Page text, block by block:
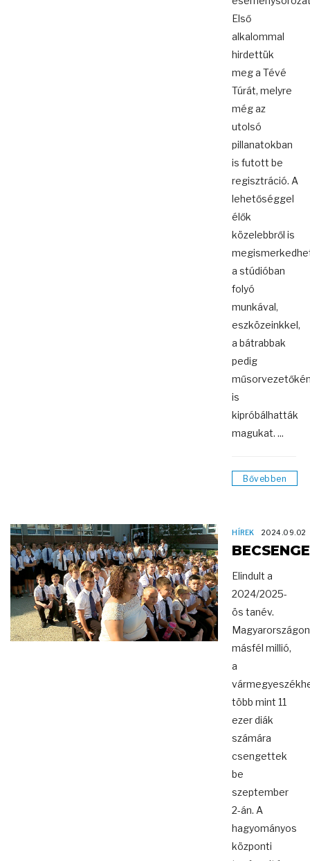
Első
alkalommal
hirdettük
meg a Tévé
Túrát, melyre
még az
utolsó
pillanatokban
is futott be
regisztráció. A
lehetőséggel
élők
közelebbről is
a stúdióban
folyó
munkával,
eszközeinkkel,
a bátrabbak
pedig
is
kipróbálhatták
magukat. ...
Bővebben
HÍREK 2024.09.02
Elindult a
2024/2025-
ös tanév.
Magyarországon
másfél millió,
a
több mint 11
ezer diák
számára
csengettek
be
szeptember
2-án. A
hagyományos
központi